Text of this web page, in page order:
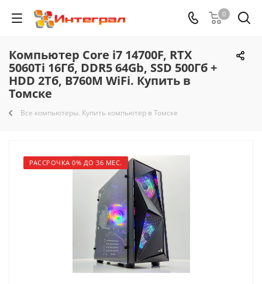
0
Компьютер Core i7 14700F, RTX
5060Ti 16Гб, DDR5 64Gb, SSD 500Гб +
HDD 2Тб, B760M WiFi. Купить в
Томске
Все компьютеры. Купить компьютер в Томске
РАССРОЧКА 0% ДО 36 МЕС.